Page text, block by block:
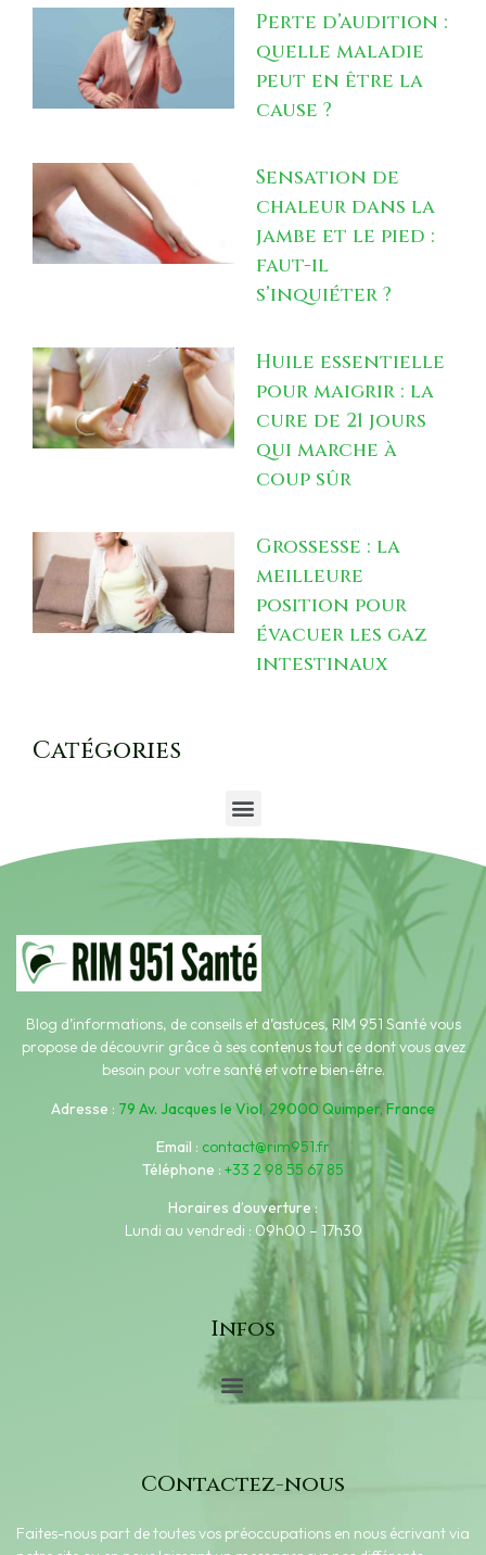
Perte d’audition :
quelle maladie
peut en être la
cause ?
Sensation de
chaleur dans la
jambe et le pied :
faut-il
s’inquiéter ?
Huile essentielle
pour maigrir : la
cure de 21 jours
qui marche à
coup sûr
Grossesse : la
meilleure
position pour
évacuer les gaz
intestinaux
Catégories
Blog d’informations, de conseils et d’astuces, RIM 951 Santé vous
propose de découvrir grâce à ses contenus tout ce dont vous avez
besoin pour votre santé et votre bien-être.
Adresse : 79 Av. Jacques le Viol, 29000 Quimper, France
Email : contact@rim951.fr
Téléphone : +33 2 98 55 67 85
Horaires d’ouverture:
Lundi au vendredi : 09h00 – 17h30
Infos
COntactez-nous
Faites-nous part de toutes vos préoccupations en nous écrivant via